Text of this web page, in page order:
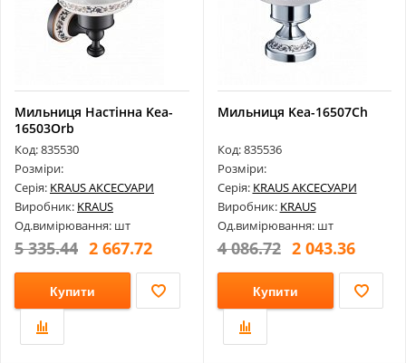
Мильниця Настінна Kea-
16503Orb
Код: 835530
Розміри:
Серія: KRAUS АКСЕСУАРИ
Виробник: KRAUS
Од.вимірювання: шт
5 335.44 2 667.72
Купити
Мильниця Kea-16507Ch
Код: 835536
Розміри:
Серія: KRAUS АКСЕСУАРИ
Виробник: KRAUS
Од.вимірювання: шт
4 086.72 2 043.36
Купити